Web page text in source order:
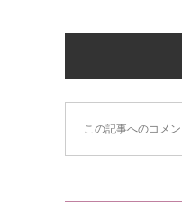
この記事へのコメン